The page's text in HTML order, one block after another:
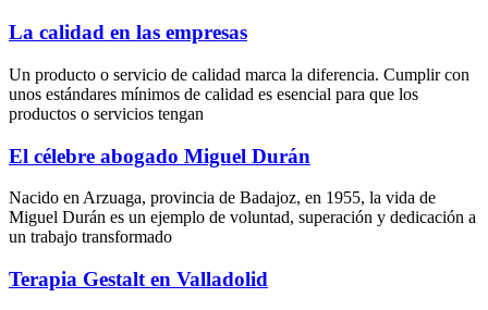
La calidad en las empresas
Un producto o servicio de calidad marca la diferencia. Cumplir con
unos estándares mínimos de calidad es esencial para que los
productos o servicios tengan
El célebre abogado Miguel Durán
Nacido en Arzuaga, provincia de Badajoz, en 1955, la vida de
Miguel Durán es un ejemplo de voluntad, superación y dedicación a
un trabajo transformado
Terapia Gestalt en Valladolid